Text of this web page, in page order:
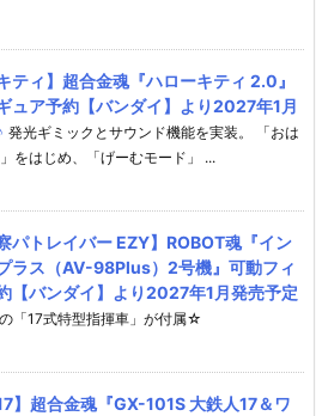
ティ】超合金魂『ハローキティ 2.0』
ュア予約【バンダイ】より2027年1月
発光ギミックとサウンド機能を実装。 「おは
をはじめ、「げーむモード」 ...
パトレイバー EZY】ROBOT魂『イン
ラス（AV-98Plus）2号機』可動フィ
【バンダイ】より2027年1月発売予定
「17式特型指揮車」が付属☆
】超合金魂『GX-101S 大鉄人17＆ワ